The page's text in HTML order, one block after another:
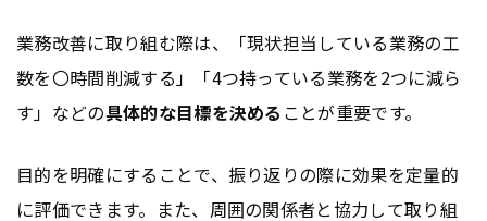
業務改善に取り組む際は、「現状担当している業務の工
数を〇時間削減する」「4つ持っている業務を2つに減ら
す」などの具体的な目標を決める ことが重要です。
目的を明確にすることで、振り返りの際に効果を定量的
に評価できます。また、周囲の関係者と協力して取り組